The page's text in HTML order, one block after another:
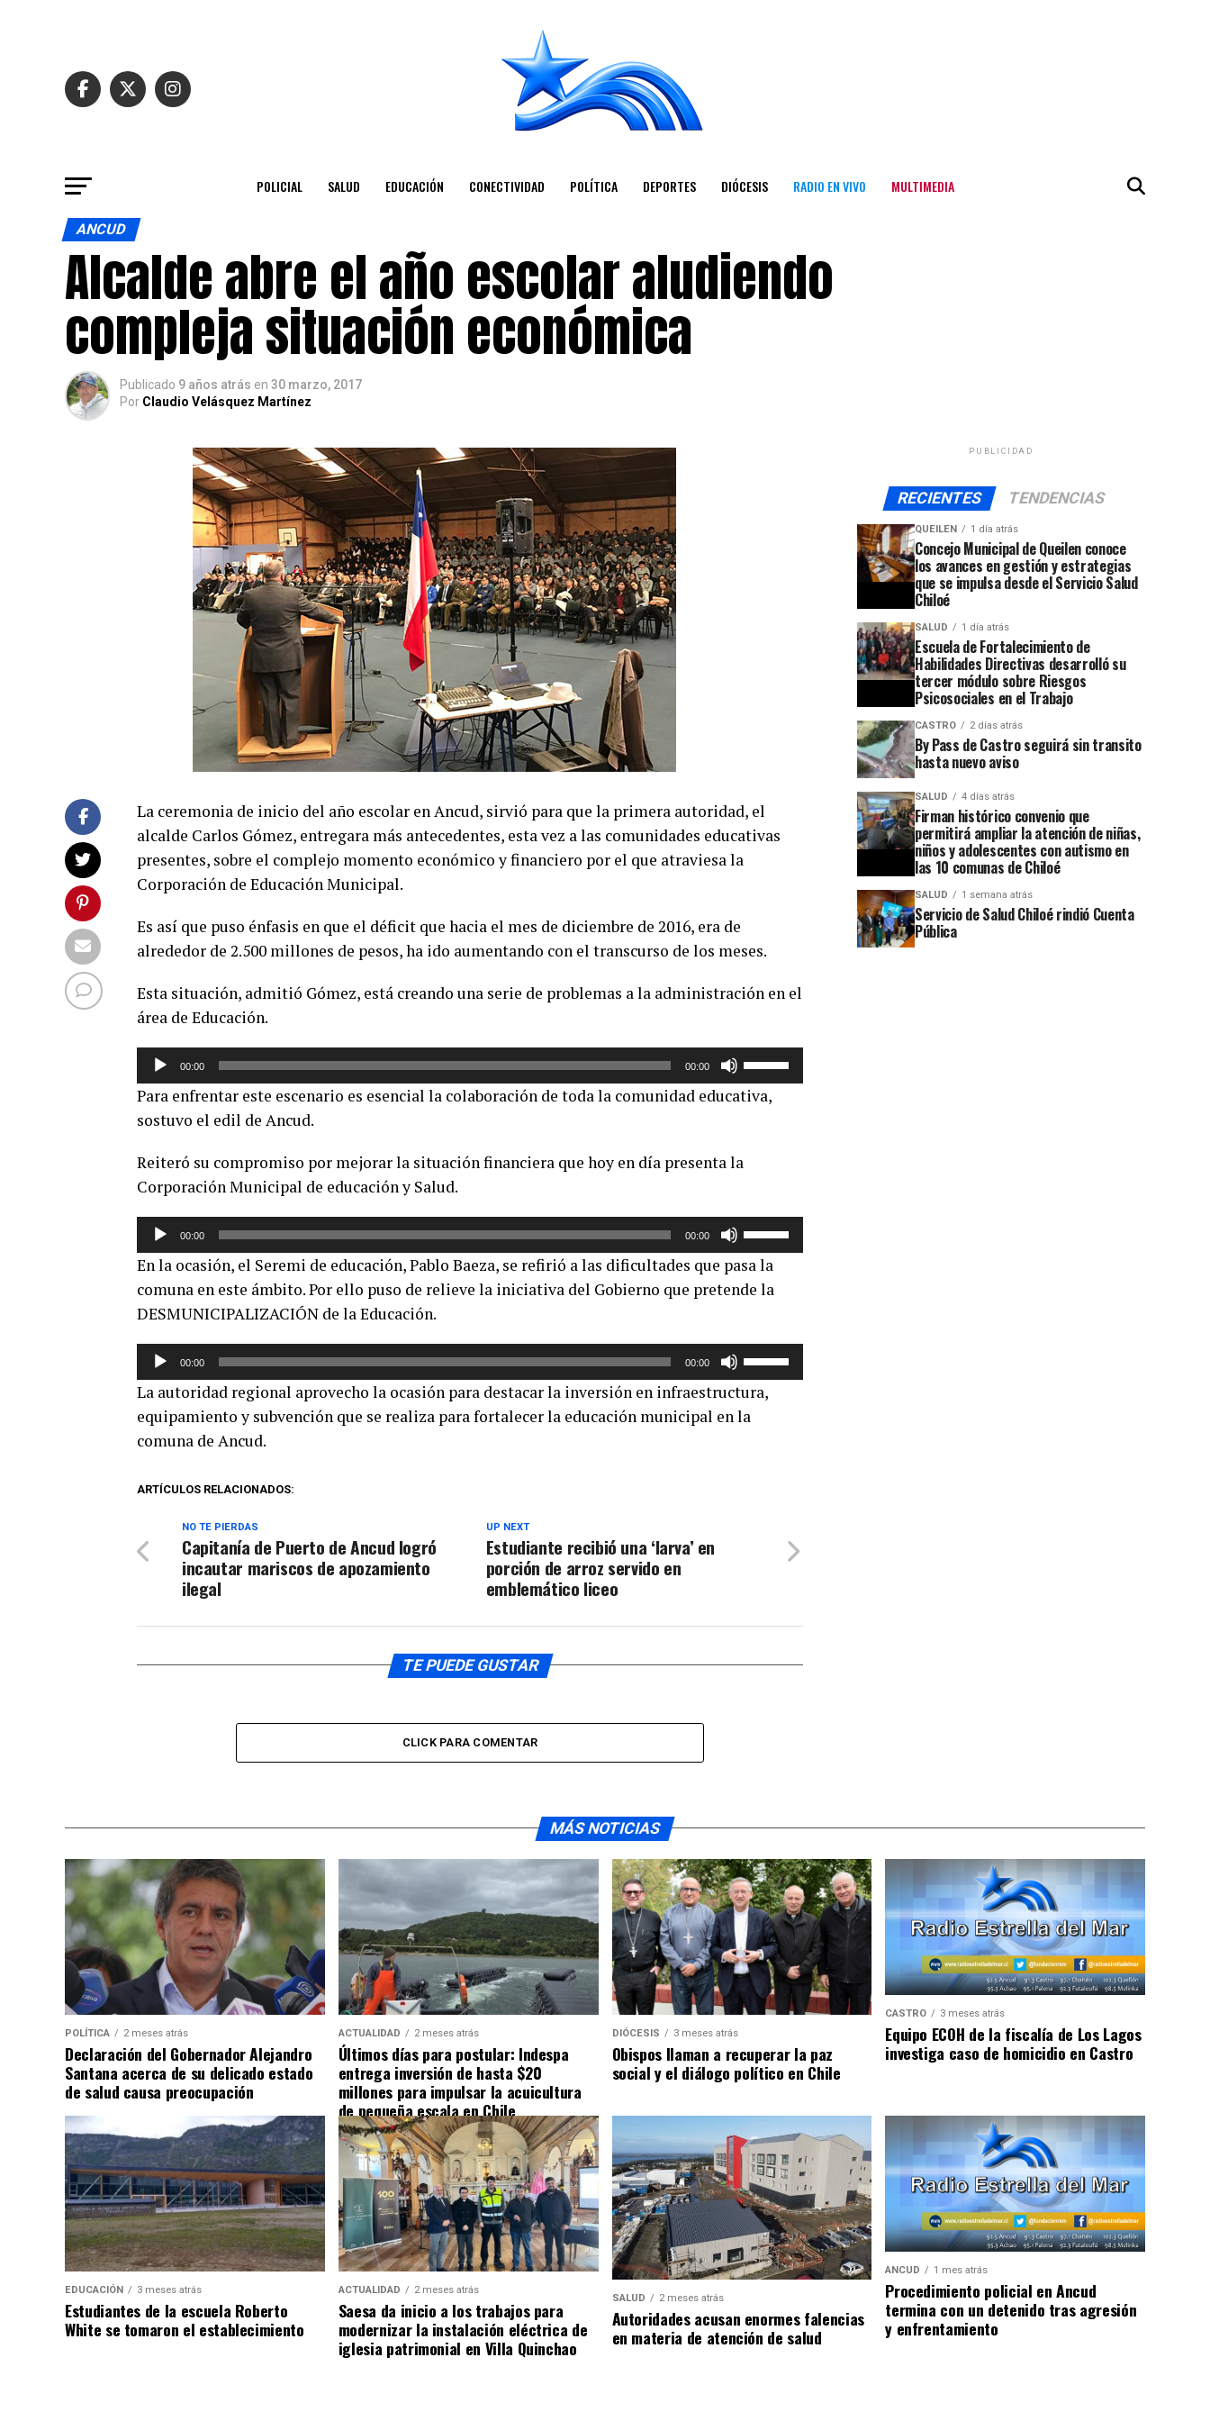
POLICIAL SALUD EDUCACIÓN CONECTIVIDAD POLÍTICA DEPORTES DIÓCESIS RADIO EN VIVO MULTIMEDIA
ANCUD
Alcalde abre el año escolar aludiendo
compleja situación económica
Publicado 9 años atrás en 30 marzo, 2017
Por Claudio Velásquez Martínez
La ceremonia de inicio del año escolar en Ancud, sirvió para que la primera autoridad, el
alcalde Carlos Gómez, entregara más antecedentes, esta vez a las comunidades educativas
presentes, sobre el complejo momento económico y financiero por el que atraviesa la
Corporación de Educación Municipal.
Es así que puso énfasis en que el déficit que hacia el mes de diciembre de 2016, era de
alrededor de 2.500 millones de pesos, ha ido aumentando con el transcurso de los meses.
Esta situación, admitió Gómez, está creando una serie de problemas a la administración en el
área de Educación.
Reproductor
audio
00:00 00:00
teclas
arriba/abajo
o
disminuir
el
volumen.
Para enfrentar este escenario es esencial la colaboración de toda la comunidad educativa,
sostuvo el edil de Ancud.
Reiteró su compromiso por mejorar la situación financiera que hoy en día presenta la
Corporación Municipal de educación y Salud.
Reproductor
audio
00:00 00:00
teclas
de
para
aumentar
o
disminuir
En la ocasión, el Seremi de educación, Pablo Baeza, se refirió a las dificultades que pasa la
comuna en este ámbito. Por ello puso de relieve la iniciativa del Gobierno que pretende la
DESMUNICIPALIZACIÓN de la Educación.
Reproductor
audio
00:00 00:00
teclas
de
disminuir
La autoridad regional aprovecho la ocasión para destacar la inversión en infraestructura,
equipamiento y subvención que se realiza para fortalecer la educación municipal en la
comuna de Ancud.
ARTÍCULOS RELACIONADOS:
UP NEXT
Estudiante recibió una ‘larva’ en
porción de arroz servido en
emblemático liceo
NO TE PIERDAS
Capitanía de Puerto de Ancud logró
incautar mariscos de apozamiento
ilegal
TE PUEDE GUSTAR
CLICK PARA COMENTAR
PUBLICIDAD
RECIENTES TENDENCIAS
QUEILEN 1 día atrás
Concejo Municipal de Queilen conoce
los avances en gestión y estrategias
que se impulsa desde el Servicio Salud
Chiloé
SALUD 1 día atrás
Escuela de Fortalecimiento de
Habilidades Directivas desarrolló su
tercer módulo sobre Riesgos
Psicosociales en el Trabajo
CASTRO 2 días atrás
By Pass de Castro seguirá sin transito
hasta nuevo aviso
SALUD 4 días atrás
Firman histórico convenio que
permitirá ampliar la atención de niñas,
niños y adolescentes con autismo en
las 10 comunas de Chiloé
SALUD 1 semana atrás
Servicio de Salud Chiloé rindió Cuenta
Pública
MÁS NOTICIAS
POLÍTICA 2 meses atrás
Declaración del Gobernador Alejandro
Santana acerca de su delicado estado
de salud causa preocupación
ACTUALIDAD 2 meses atrás
Últimos días para postular: Indespa
entrega inversión de hasta $20
millones para impulsar la acuicultura
de pequeña escala en Chile
DIÓCESIS 3 meses atrás
Obispos llaman a recuperar la paz
social y el diálogo político en Chile
CASTRO 3 meses atrás
Equipo ECOH de la fiscalía de Los Lagos
investiga caso de homicidio en Castro
EDUCACIÓN 3 meses atrás
Estudiantes de la escuela Roberto
White se tomaron el establecimiento
ACTUALIDAD 2 meses atrás
Saesa da inicio a los trabajos para
modernizar la instalación eléctrica de
iglesia patrimonial en Villa Quinchao
SALUD 2 meses atrás
Autoridades acusan enormes falencias
en materia de atención de salud
ANCUD 1 mes atrás
Procedimiento policial en Ancud
termina con un detenido tras agresión
y enfrentamiento